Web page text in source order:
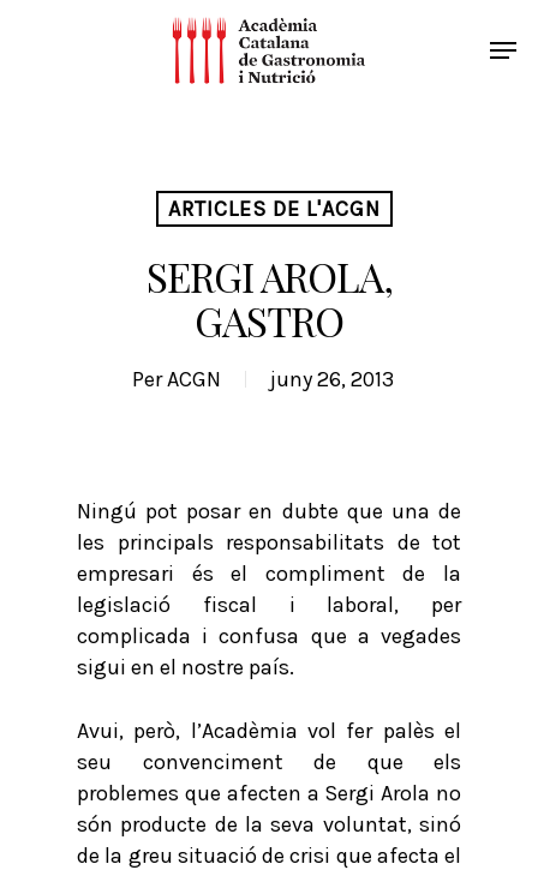
ARTICLES DE L'ACGN
SERGI AROLA,
GASTRO
PerACGN juny 26, 2013
Ningú pot posar en dubte que una de
les principals responsabilitats de tot
empresari és el compliment de la
legislació fiscal i laboral, per
complicada i confusa que a vegades
sigui en el nostre país.
Avui, però, l’Acadèmia vol fer palès el
seu convenciment de que els
problemes que afecten a Sergi Arola no
són producte de la seva voluntat, sinó
de la greu situació de crisi que afecta el